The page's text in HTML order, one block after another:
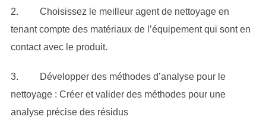
2. Choisissez le meilleur agent de nettoyage en
tenant compte des matériaux de l’équipement qui sont en
contact avec le produit.
3. Développer des méthodes d’analyse pour le
nettoyage : Créer et valider des méthodes pour une
analyse précise des résidus